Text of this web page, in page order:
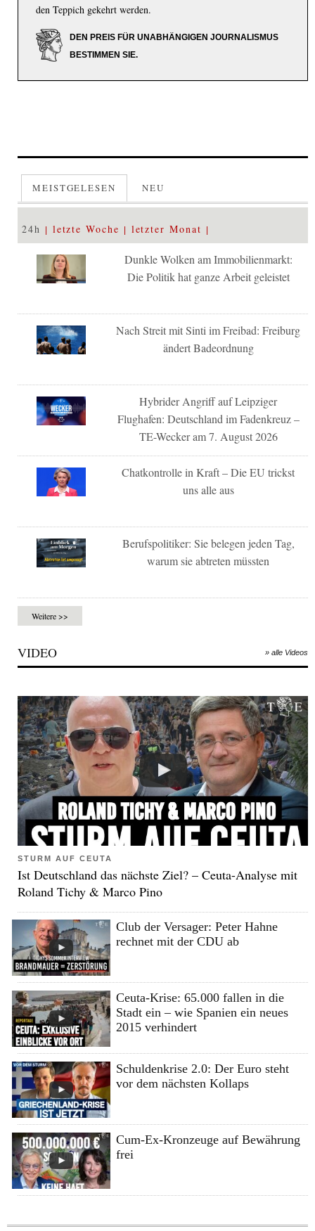
den Teppich gekehrt werden.
DEN PREIS FÜR UNABHÄNGIGEN JOURNALISMUS
BESTIMMEN SIE.
MEISTGELESEN NEU
24h letzte Woche letzter Monat
Dunkle Wolken am Immobilienmarkt:
Die Politik hat ganze Arbeit geleistet
Nach Streit mit Sinti im Freibad: Freiburg
ändert Badeordnung
Hybrider Angriff auf Leipziger
Flughafen: Deutschland im Fadenkreuz –
TE-Wecker am 7. August 2026
Chatkontrolle in Kraft – Die EU trickst
uns alle aus
Berufspolitiker: Sie belegen jeden Tag,
warum sie abtreten müssten
Weitere >>
VIDEO » alle Videos
STURM AUF CEUTA
Ist Deutschland das nächste Ziel? – Ceuta-Analyse mit
Roland Tichy & Marco Pino
Club der Versager: Peter Hahne
rechnet mit der CDU ab
Ceuta-Krise: 65.000 fallen in die
Stadt ein – wie Spanien ein neues
2015 verhindert
Schuldenkrise 2.0: Der Euro steht
vor dem nächsten Kollaps
Cum-Ex-Kronzeuge auf Bewährung
frei